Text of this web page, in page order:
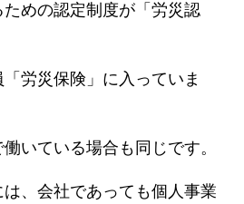
めの認定制度が「労災認
労災保険」に入っていま
いている場合も同じです。
、会社であっても個人事業